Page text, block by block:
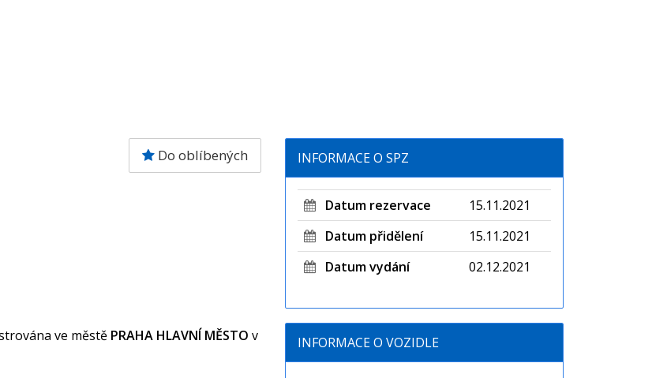
Do oblíbených
ve městě PRAHA HLAVNÍ MĚSTO v
INFORMACE O SPZ
Datum rezervace
15.11.2021
Datum přidělení
15.11.2021
Datum vydání
02.12.2021
INFORMACE O VOZIDLE